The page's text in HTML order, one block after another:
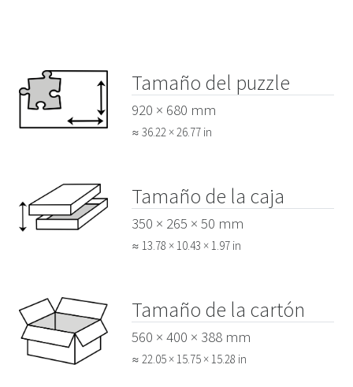
Tamaño del puzzle
920 × 680 mm
≈ 36.22 × 26.77 in
Tamaño de la caja
350 × 265 × 50 mm
≈ 13.78 × 10.43 × 1.97 in
Tamaño de la cartón
560 × 400 × 388 mm
≈ 22.05 × 15.75 × 15.28 in